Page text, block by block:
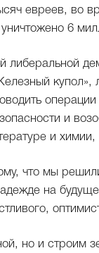
евреев, во
6
либеральной
купол»,
и
и
что мы
на
но и строим